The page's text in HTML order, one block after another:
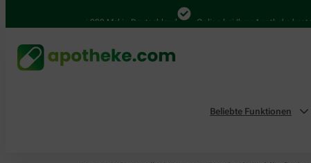
4.000 Mal in Deutschland Online bei Ihrer Apotheke bestellen
Beliebte Funktionen
Psyche & Wohlbefinden